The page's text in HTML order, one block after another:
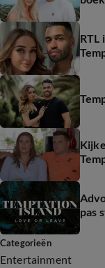
RTL
pas
Categorieën
Entertainment